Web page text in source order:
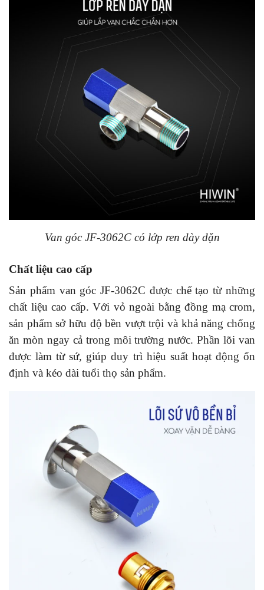
Van góc JF-3062C có lớp ren dày dặn
Chất liệu cao cấp
Sản phẩm van góc JF-3062C được chế tạo từ những
chất liệu cao cấp. Với vỏ ngoài bằng đồng mạ crom,
sản phẩm sở hữu độ bền vượt trội và khả năng chống
ăn mòn ngay cả trong môi trường nước. Phần lõi van
được làm từ sứ, giúp duy trì hiệu suất hoạt động ổn
định và kéo dài tuổi thọ sản phẩm.